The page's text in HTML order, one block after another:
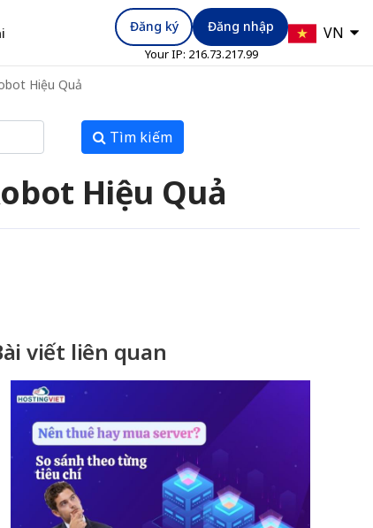
Đăng ký Đăng nhập
Your IP: 216.73.217.99
VN
Hiệu Quả
Tìm kiếm
Hiệu Quả
viết liên quan